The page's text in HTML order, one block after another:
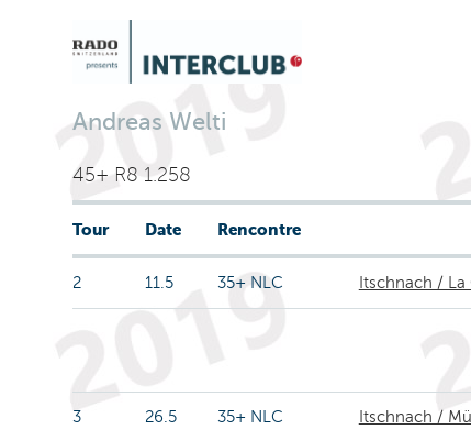
Andreas Welti
45+ R8 1.258
Tour Date Rencontre
2 11.5 35+ NLC Itschnach /
3 26.5 35+ NLC Itschnach /